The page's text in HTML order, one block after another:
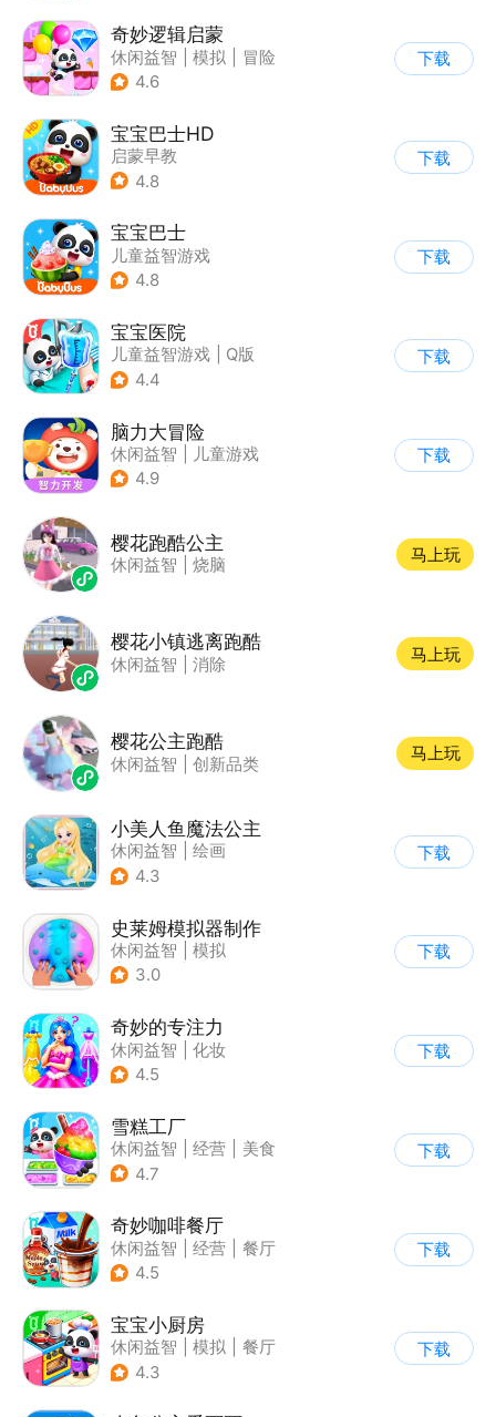
奇妙逻辑启蒙
休闲益智 模拟
冒险
| 宝宝巴士
4.6
下载
宝宝巴士HD
启蒙早教
| 儿童益智游戏
4.8
下载
宝宝巴士
儿童益智游戏
| 启蒙早教
4.8
下载
宝宝医院
儿童益智游戏
Q版
4.4
下载
脑力大冒险
休闲益智
儿童游戏
| 卡通
4.9
下载
樱花跑酷公主
休闲益智 烧脑
马上玩
樱花小镇逃离跑酷
休闲益智 消除
马上玩
樱花公主跑酷
休闲益智 创新品类
马上玩
小美人鱼魔法公主
休闲益智
绘画
| 儿童游戏
4.3
下载
史莱姆模拟器制作
休闲益智
模拟
| 史莱姆
3.0
下载
奇妙的专注力
休闲益智
化妆
| 宝宝巴士
4.5
下载
雪糕工厂
休闲益智 经营
美食
| 宝宝巴士
4.7
下载
奇妙咖啡餐厅
休闲益智 经营
餐厅
| 宝宝巴士
4.5
下载
宝宝小厨房
休闲益智 模拟
餐厅
| 宝宝巴士
4.3
下载